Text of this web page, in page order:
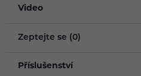
Video
Zeptejte se (0)
Příslušenství